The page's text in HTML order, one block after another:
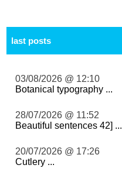
last posts
03/08/2026 @ 12:10
Botanical typography ...
28/07/2026 @ 11:52
Beautiful sentences 42] ...
20/07/2026 @ 17:26
Cutlery ...